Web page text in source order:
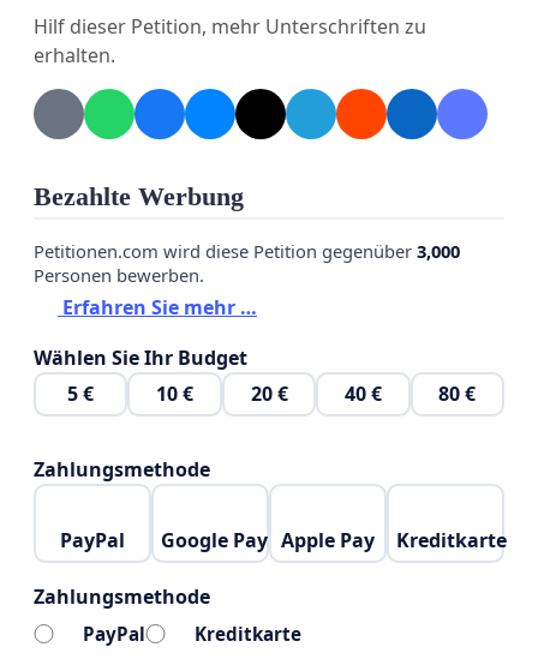
Seit Jahrzehnten ist das Grundstück erheblich
kontaminiert. Wir meinen, dass es alternative
Möglichkeiten gibt, sowohl die Kontamination als
mit ökonomisch sinnvoller Nutzung und Umwelt-,
muss es nur wollen!
Wir fordern mit dieser Petition die
Stadtverordnetenversammlung auf, für die Fläche
am Dahme-Norufer keinen Bebauungsplan für
groß angelegten Luxuswohnungsbau aufzustellen.
Hilf dieser Petition, mehr Unterschriften zu
erhalten.
Bezahlte Werbung
Petitionen.com wird diese Petition gegenüber 3,000
Personen bewerben.
Erfahren Sie mehr …
Wählen Sie Ihr Budget
5 €
10 € 20 € 40 € 80 €
Zahlungsmethode
PayPal Google Pay Apple Pay Kreditkarte
Zahlungsmethode
PayPal Kreditkarte